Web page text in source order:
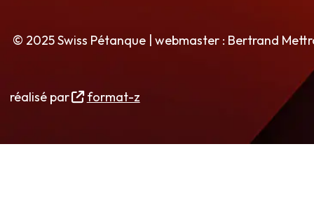
© 2025 Swiss Pétanque | webmaster : Bertrand
réalisé par format-z